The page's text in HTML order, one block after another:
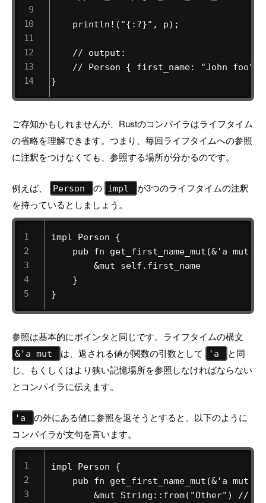
    println!("{:?}", p);
    // output:
// Person { first_name: "John foo",
}
ご存知かもしれませんが、Rustのコンパイラはライフタイム
の省略を理解できます。つまり、毎回ライフタイムへの参照
に注釈をつけなくても、参照する場所が分かるのです。
例えば、 Person の impl
が3つのライフタイムの注釈
を持っているとしましょう。
impl Person {
pub fn get_first_name_mut(&'a mut
        &mut self.first_name
    }
}
参照は基本的にポインタと同じです。ライフタイムの構文
&'a mut は、返される値が関数の引数として 'a
と同
じ、もくしくはより狭い記憶場所を参照しなければならない
とコンパイラに伝えます。
'a
の外にある値に参照を返そうとすると、以下のように
コンパイラが文句を言います。
impl Person {
pub fn get_first_name_mut(&'a mut
&mut String::from("Other") //